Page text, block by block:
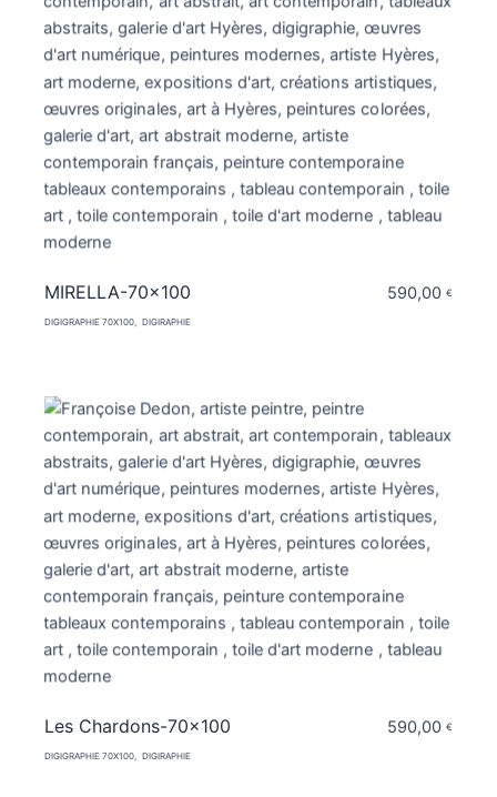
MIRELLA-70×100 590,00 €
DIGIGRAPHIE 70X100 DIGIRAPHIE
Les Chardons-70×100 590,00 €
DIGIGRAPHIE 70X100 DIGIRAPHIE